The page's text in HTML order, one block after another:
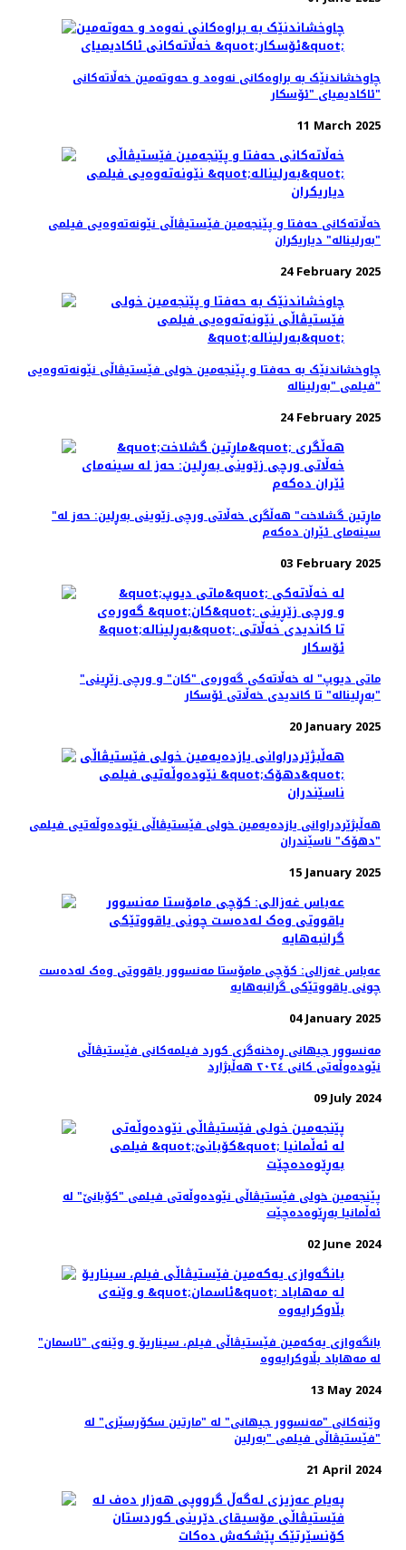
چاوخشاندنێک به براوه‌کانی نه‌وه‌د و حه‌و‌ته‌مین خه‌ڵاته‌کانی
ئاکادیمیای "ئۆسکار"
11 March 2025
خه‌ڵاته‌کانی حه‌فتا و پێنجه‌مین فێستیڤاڵی نێونه‌ته‌وه‌یی فیلمی
"بەرلیناله" دیاریکران
24 February 2025
چاوخشاندنێک به حه‌فتا و پێنجه‌مین خولی فێستیڤاڵی نێونه‌ته‌وه‌یی
فیلمی "بەرلیناله"
24 February 2025
"ماڕتین گشلاخت" هە‌ڵگری خه‌ڵاتی ورچی زێوینی بەڕلین: حه‌ز له
سینه‌مای ئێران ده‌که‌م
03 February 2025
"ماتی دیوپ" لە خه‌ڵاته‌کی گه‌وره‌ی "کان" و ورچی زێڕینی
"بەڕلیناله" تا کاندیدی خه‌ڵاتی ئۆسکار
20 January 2025
هه‌ڵبژێردراوانی یازده‌یه‌مین خولی فێستیڤاڵی نێودەوڵەتیی فیلمی
"دهۆک" ناسێندران
15 January 2025
عەباس غەزالی: کۆچی مامۆستا مه‌نسوور یاقووتی وه‌ک له‌ده‌ست
چونی یاقووتێکی گرانبه‌هایه
04 January 2025
مەنسوور جیهانی ڕه‌خنه‌گری کورد فیلمه‌کانی فێستیڤاڵی
نێوده‌وڵه‌تی کانی ٢٠٢٤ هه‌ڵبژارد
09 July 2024
پێنجەمین خولی فێستیڤاڵی نێودەوڵەتی فیلمی "کۆبانێ" لە
ئەڵمانیا بەڕێوەده‌چێت
02 June 2024
بانگەوازی یەکەمین فێستیڤاڵی فیلم، سیناریۆ و وێنه‌ی "ئاسمان"
لە مەهاباد بڵاوکرایەوە
13 May 2024
وێنەکانی "مەنسوور جیهانی" له‌ "مارتین سکۆرسێزی" لە
فێستیڤاڵی فیلمی "بەرلین"
21 April 2024